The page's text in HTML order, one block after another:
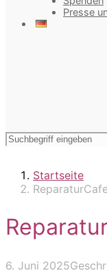
Presse
Startseite
6. Juni 2025